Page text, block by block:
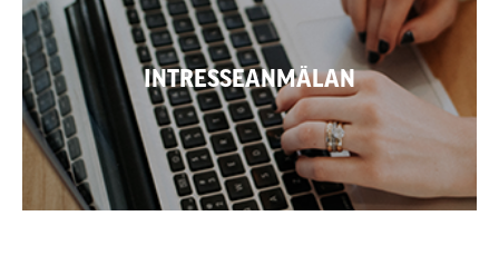
INTRESSEANMÄLAN
GÅ TILL INTRESSEANMÄLAN